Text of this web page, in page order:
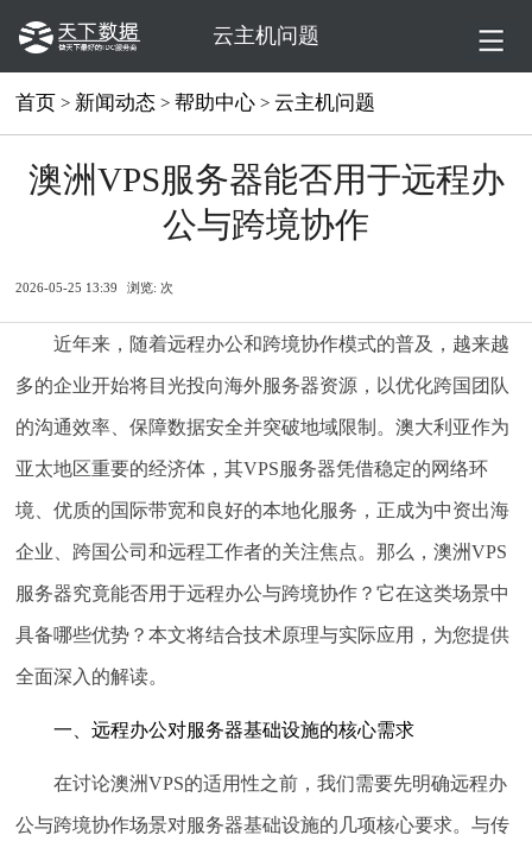
云主机问题
首页 > 新闻动态 >帮助中心 > 云主机问题
澳洲VPS服务器能否用于远程办
公与跨境协作
2026-05-25 13:39 浏览: 次
近年来，随着远程办公和跨境协作模式的普及，越来越
多的企业开始将目光投向海外服务器资源，以优化跨国团队
的沟通效率、保障数据安全并突破地域限制。澳大利亚作为
亚太地区重要的经济体，其VPS服务器凭借稳定的网络环
境、优质的国际带宽和良好的本地化服务，正成为中资出海
企业、跨国公司和远程工作者的关注焦点。那么，澳洲VPS
服务器究竟能否用于远程办公与跨境协作？它在这类场景中
具备哪些优势？本文将结合技术原理与实际应用，为您提供
全面深入的解读。
一、远程办公对服务器基础设施的核心需求
在讨论澳洲VPS的适用性之前，我们需要先明确远程办
公与跨境协作场景对服务器基础设施的几项核心要求。与传